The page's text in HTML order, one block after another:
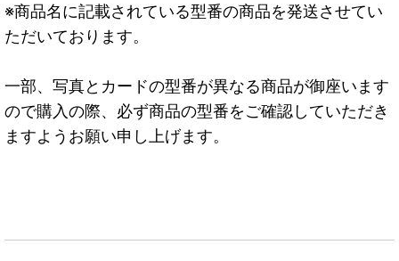
※商品名に記載されている型番の商品を発送させてい
ただいております。
一部、写真とカードの型番が異なる商品が御座います
ので購入の際、必ず商品の型番をご確認していただき
ますようお願い申し上げます。